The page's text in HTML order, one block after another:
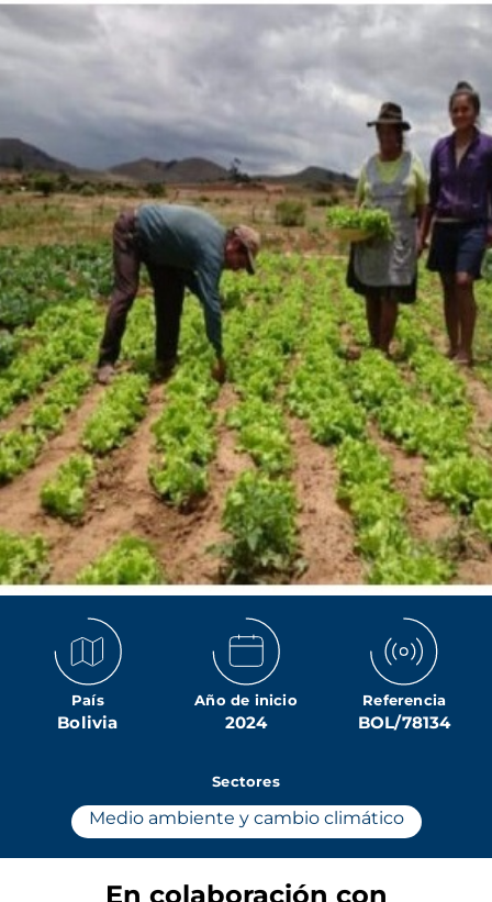
País
Bolivia
Año de inicio
2024
Referencia
BOL/78134
Sectores
Medio ambiente y cambio climático
En colaboración con